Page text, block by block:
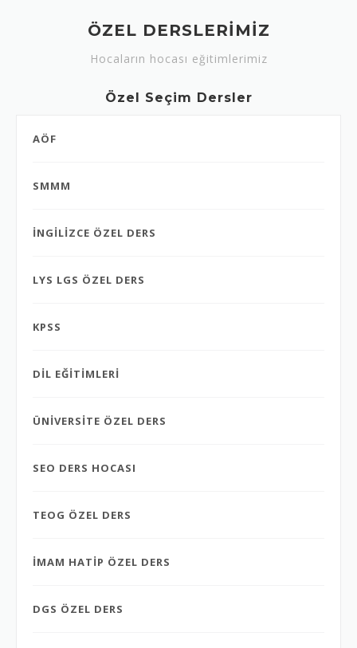
ÖZEL DERSLERİMİZ
Hocaların hocası eğitimlerimiz
Özel Seçim Dersler
AÖF
SMMM
İNGİLİZCE ÖZEL DERS
LYS LGS ÖZEL DERS
KPSS
DİL EĞİTİMLERİ
ÜNİVERSİTE ÖZEL DERS
SEO DERS HOCASI
TEOG ÖZEL DERS
İMAM HATİP ÖZEL DERS
DGS ÖZEL DERS